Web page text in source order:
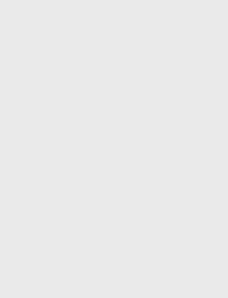
Anclaje: Enterrar
con espesor de
Colores: A elegir
Dimensiones: